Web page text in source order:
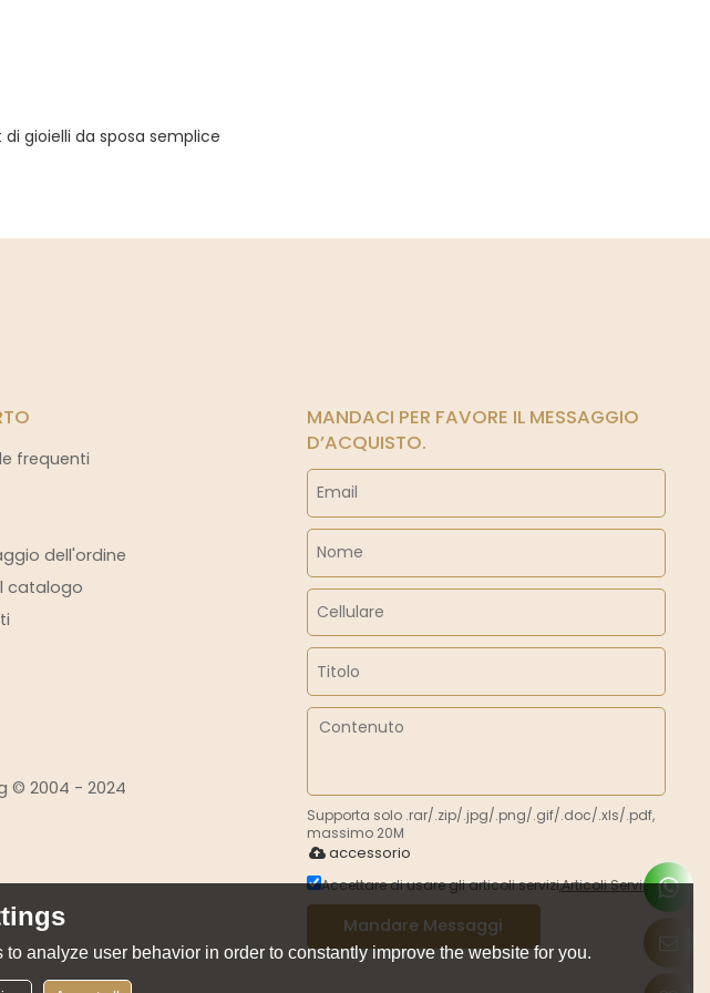
di gioielli da sposa semplice
frequenti
dell'ordine
catalogo
© 2004 - 2024
MANDACI PER FAVORE IL MESSAGGIO
D’ACQUISTO.
Supporta solo .rar/.zip/.jpg/.png/.gif/.doc/.xls/.pdf,
massimo 20M
accessorio
Accettare di usare gli articoli servizi,Articoli Servizi
Mandare Messaggi
analyze user behavior in order to constantly improve the website for you.